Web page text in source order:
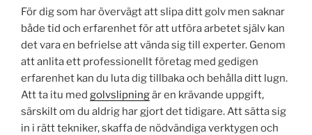
För dig som har övervägt att slipa ditt golv men saknar
både tid och erfarenhet för att utföra arbetet själv kan
det vara en befrielse att vända sig till experter. Genom
att anlita ett professionellt företag med gedigen
erfarenhet kan du luta dig tillbaka och behålla ditt lugn.
Att ta itu med golvslipningär en krävande uppgift,
särskilt om du aldrig har gjort det tidigare. Att sätta sig
in i rätt tekniker, skaffa de nödvändiga verktygen och